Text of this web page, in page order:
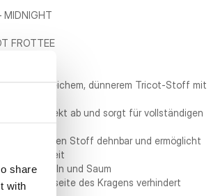
share
with
MIDNIGHT
FROTTEE
weichem, dünnerem Tricot-Stoff mit
g/m²
perfekt ab und sorgt für vollständigen
macht den Stoff dehnbar und ermöglicht
an Ärmeln und Saum
der Innenseite des Kragens verhindert